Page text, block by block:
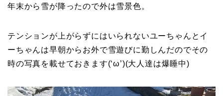
年末から雪が降ったので外は雪景色。
テンションが上がらずにはいられないユーちゃんとイ
ーちゃんは早朝からお外で雪遊びに勤しんだのでその
時の写真を載せておきます(‘ω’)(大人達は爆睡中)